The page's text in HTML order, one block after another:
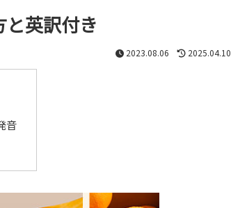
と英訳付き
2023.08.06 2025.04.10
音